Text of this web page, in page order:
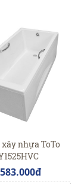
nhựa ToTo